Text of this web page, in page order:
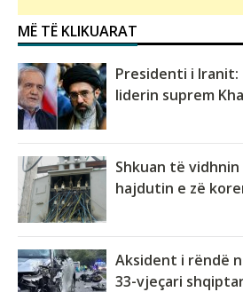
MË TË KLIKUARAT
Presidenti i Iranit:
liderin suprem
Shkuan të
hajdutin e zë
Aksident i rëndë
33-vjeçari shqiptar